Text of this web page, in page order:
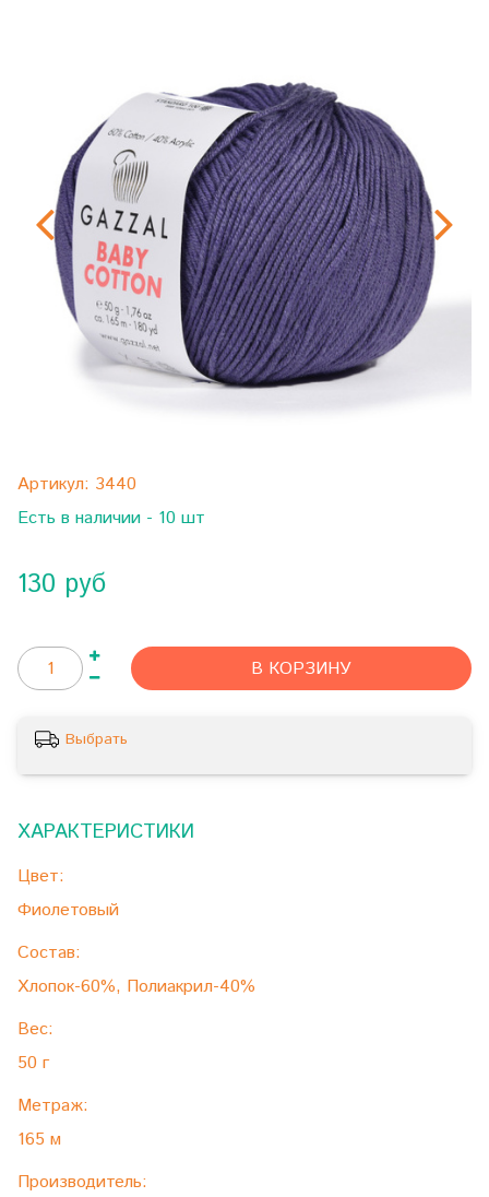
Артикул: 3440
Есть в наличии - 10 шт
130 руб
В КОРЗИНУ
Выбрать
ХАРАКТЕРИСТИКИ
Цвет:
Фиолетовый
Состав:
Хлопок-60%, Полиакрил-40%
Вес:
50 г
Метраж:
165 м
Производитель: